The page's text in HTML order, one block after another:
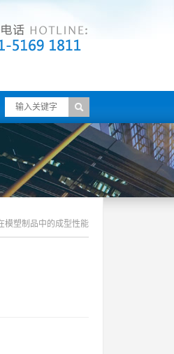
模塑制品中的成型性能